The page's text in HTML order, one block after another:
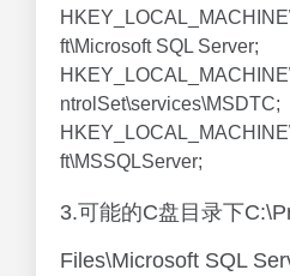
ft\Microsoft SQL Server;
ntrolSet\services\MSDTC;
ft\MSSQLServer;
3.可能的C盘目录下
Files\Microsoft SQL